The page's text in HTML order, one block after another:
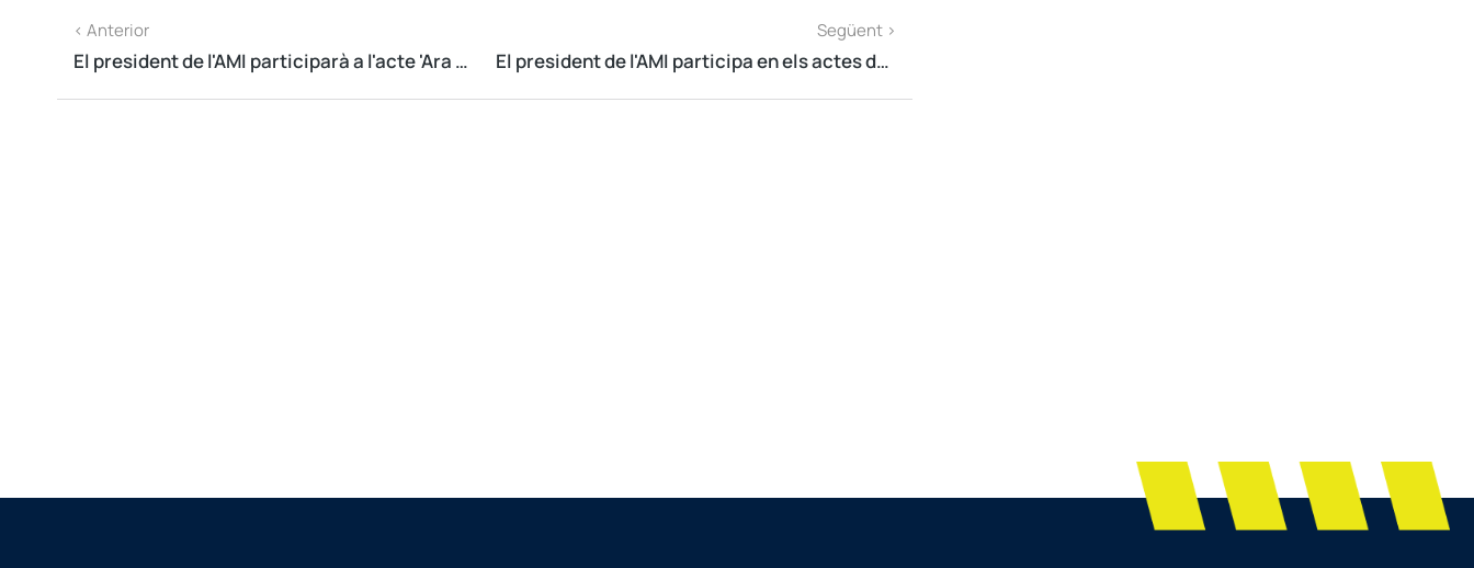
< Anterior
El president de l'AMI participarà a l'acte 'Ara és l'hora Tarragona!'
Següent >
El president de l'AMI participa en els actes de la Diada a Igualada